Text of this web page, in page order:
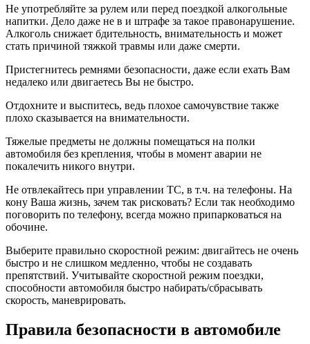
Не употребляйте за рулем или перед поездкой алкогольные
напитки. Дело даже не в и штрафе за такое правонарушение.
Алкоголь снижает бдительность, внимательность и может
стать причиной тяжкой травмы или даже смерти.
Пристегнитесь ремнями безопасности, даже если ехать Вам
недалеко или двигаетесь Вы не быстро.
Отдохните и выспитесь, ведь плохое самочувствие также
плохо сказывается на внимательности.
Тяжелые предметы не должны помещаться на полки
автомобиля без крепления, чтобы в момент аварии не
покалечить никого внутри.
Не отвлекайтесь при управлении ТС, в т.ч. на телефоны. На
кону Ваша жизнь, зачем так рисковать? Если так необходимо
поговорить по телефону, всегда можно припарковаться на
обочине.
Выберите правильно скоростной режим: двигайтесь не очень
быстро и не слишком медленно, чтобы не создавать
препятствий. Учитывайте скоростной режим поездки,
способности автомобиля быстро набирать/сбрасывать
скорость, маневрировать.
Правила безопасности в автомобиле